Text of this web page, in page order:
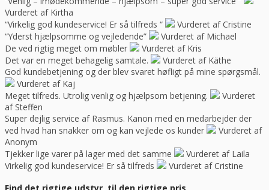
Vurderet af Kirtha
“Virkelig god kundeservice! Er så tilfreds “
Vurderet af Cristine
“Yderst hjælpsomme og vejledende”
Vurderet af Michael
De ved rigtig meget om møbler
Vurderet af Kris
Det var en meget behagelig samtale.
Vurderet af Käthe
God kundebetjening og der blev svaret høfligt på mine spørgsmål.
Vurderet af Kaj
Meget tilfreds. Utrolig venlig og hjælpsom betjening.
Vurderet
af Steffen
Super dejlig service af Rasmus. Kanon med en medarbejder der
ved hvad han snakker om og kan vejlede os kunder
Vurderet af
Anonym
Tjekker lige varer på lager med det samme
Vurderet af Laila
Virkelig god kundeservice! Er så tilfreds
Vurderet af Cristine